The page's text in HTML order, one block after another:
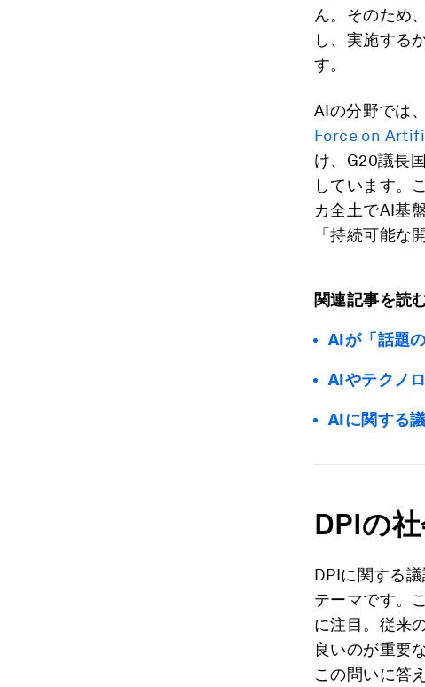
ん。そのため
し、実施する
す。
AIの分野では
Force on
け、G20議長
しています。
カ全土でAI基
「持続可能な
関連記事を読
AIが「話題
AIやテクノ
AIに関する
DPIの
DPIに関する
テーマです。
に注目。従来
良いのが重要
この問いに答